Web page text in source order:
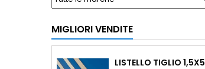
MIGLIORI VENDITE
LISTELLO TIGLIO 1,5X5